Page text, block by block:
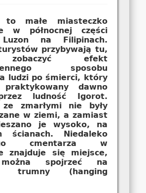
to małe miasteczko
w północnej części
na Filipinach.
przybywają tu,
efekt
sposobu
ludzi po śmierci, który
dawno
ludność Igorot.
ze zmarłymi nie były
w ziemi, a zamiast
je wysoko, na
ścianach. Niedaleko
cmentarza w
znajduje się miejsce,
spojrzeć na
trumny (hanging